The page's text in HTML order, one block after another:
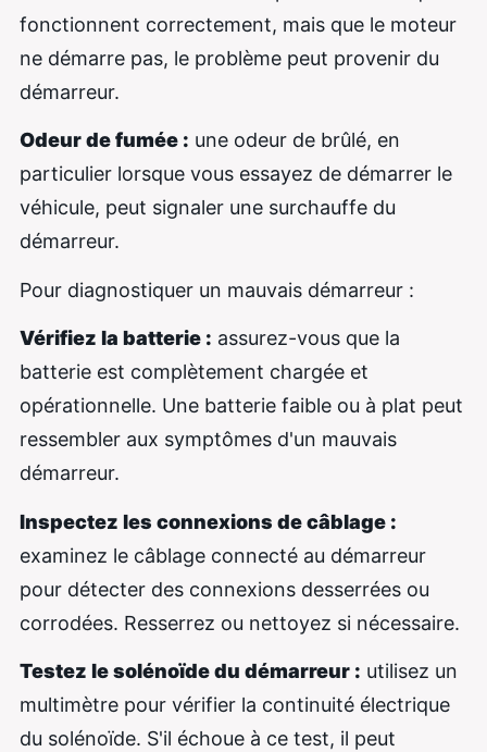
fonctionnent correctement, mais que le moteur
ne démarre pas, le problème peut provenir du
démarreur.
Odeur de fumée : une odeur de brûlé, en
particulier lorsque vous essayez de démarrer le
véhicule, peut signaler une surchauffe du
démarreur.
Pour diagnostiquer un mauvais démarreur :
Vérifiez la batterie : assurez-vous que la
batterie est complètement chargée et
opérationnelle. Une batterie faible ou à plat peut
ressembler aux symptômes d'un mauvais
démarreur.
Inspectez les connexions de câblage :
examinez le câblage connecté au démarreur
pour détecter des connexions desserrées ou
corrodées. Resserrez ou nettoyez si nécessaire.
Testez le solénoïde du démarreur : utilisez un
multimètre pour vérifier la continuité électrique
du solénoïde. S'il échoue à ce test, il peut